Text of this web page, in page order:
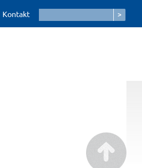
Kontakt